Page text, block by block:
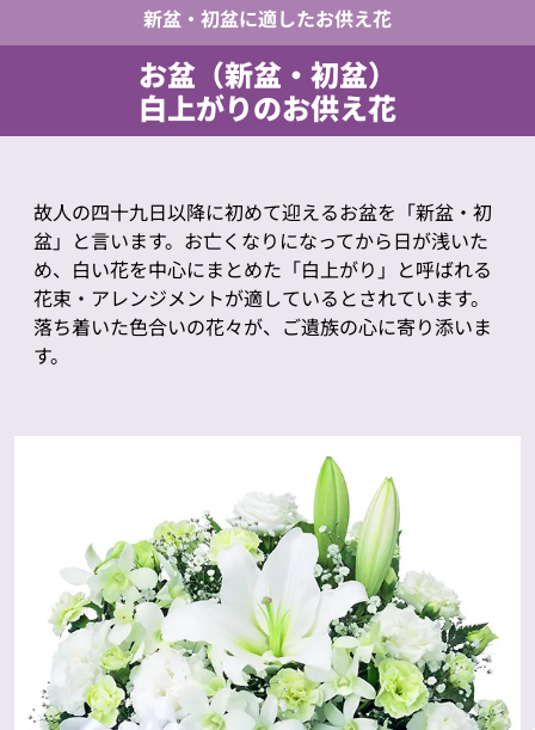
新盆・初盆に適したお供え花
お盆（新盆・初盆）
白上がりのお供え花
故人の四十九日以降に初めて迎えるお盆を「新盆・初
盆」と言います。お亡くなりになってから日が浅いた
め、白い花を中心にまとめた「白上がり」と呼ばれる
花束・アレンジメントが適しているとされています。
落ち着いた色合いの花々が、ご遺族の心に寄り添いま
す。